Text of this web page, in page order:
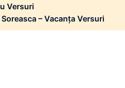
Versuri
– Vacanța Versuri